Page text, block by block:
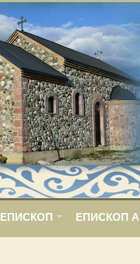
ЕПИСКОП ЕПИСКОП